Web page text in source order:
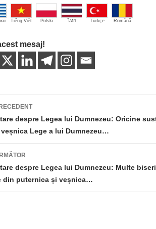
Tiếng Việt Polski ไทย Türkçe Română
mesaj!
despre Legea lui Dumnezeu: Oricine
Lege a lui Dumnezeu…
despre Legea lui Dumnezeu: Multe
din puternica și veșnica…